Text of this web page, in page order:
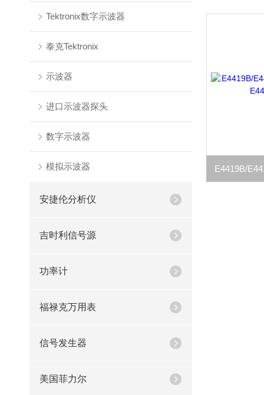
Tektronix数字示波器
泰克Tektronix
示波器
进口示波器探头
数字示波器
模拟示波器
安捷伦分析仪
吉时利信号源
功率计
福禄克万用表
信号发生器
美国菲力尔